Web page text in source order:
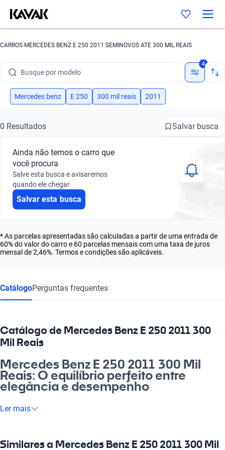
CARROS MERCEDES BENZ E 250 2011 SEMINOVOS ATE 300 MIL REAIS
Busque por modelo
Busque por versão
Busque por marca
Busque por modelo
Busque por versão
4
Mercedes benz E 250 300 mil reais 2011
0 Resultados Salvar busca
Ainda não temos o carro que
você procura
Salve esta busca e avisaremos
quando ele chegar
Salvar esta busca
* As parcelas apresentadas são calculadas a partir de uma entrada de
60% do valor do carro e 60 parcelas mensais com uma taxa de juros
mensal de 2,46%. Termos e condições são aplicáveis.
CatálogoPerguntas frequentes
Catálogo de Mercedes Benz E 250 2011 300
Mil Reais
Mercedes Benz E 250 2011 300 Mil
Reais: O equilíbrio perfeito entre
elegância e desempenho
Se você busca um carro que una estilo e performance, o
uma experiência de condução única. Seja para ir ao trabalho,
Ler mais
Similares a Mercedes Benz E 250 2011 300 Mil